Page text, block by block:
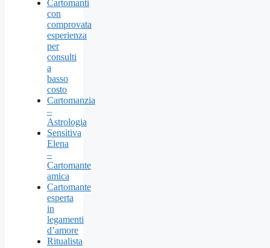
Cartomanti
con
comprovata
esperienza
per
consulti
a
basso
costo
Cartomanzia
–
Astrologia
Sensitiva
Elena
–
Cartomante
amica
Cartomante
esperta
in
legamenti
d’amore
Ritualista